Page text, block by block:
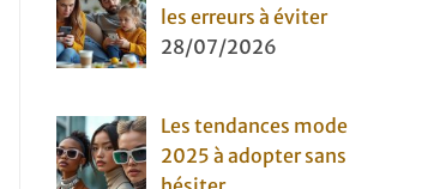
les erreurs à éviter
28/07/2026
Les tendances mode
2025 à adopter sans